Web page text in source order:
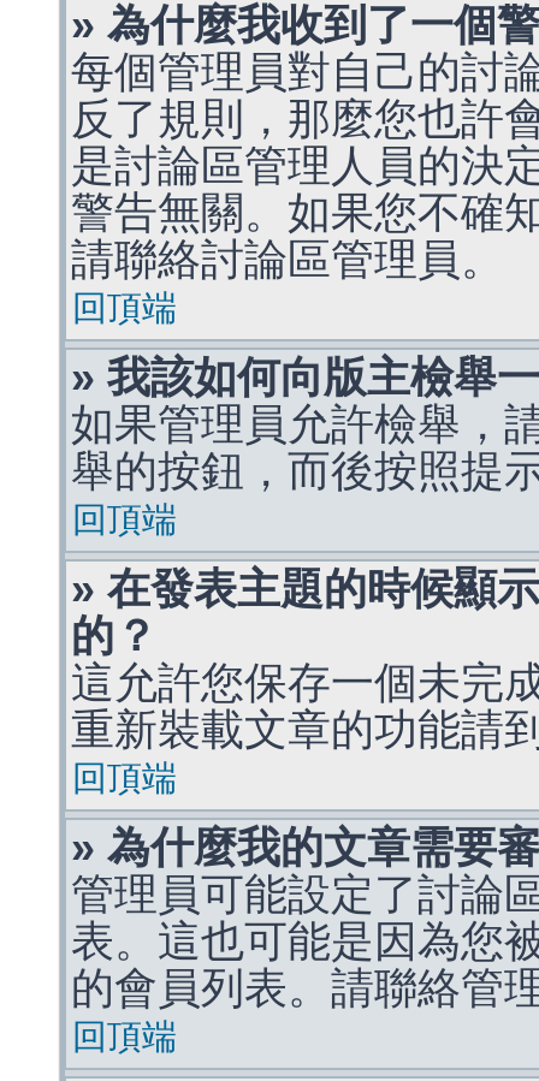
» 為什麼我收到了一個
每個管理員對自己的討
反了規則，那麼您也許
是討論區管理人員的決
警告無關。如果您不確
請聯絡討論區管理員。
回頂端
» 我該如何向版主檢舉
如果管理員允許檢舉，
舉的按鈕，而後按照提
回頂端
» 在發表主題的時候顯
的？
這允許您保存一個未完
重新裝載文章的功能請
回頂端
» 為什麼我的文章需要
管理員可能設定了討論
表。這也可能是因為您
的會員列表。請聯絡管
回頂端